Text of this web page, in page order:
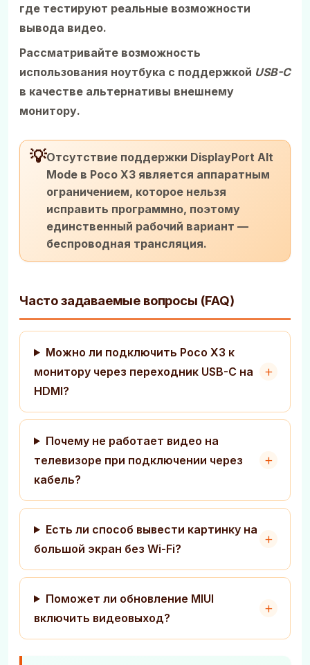
где тестируют реальные возможности
вывода видео.
Рассматривайте возможность
использования ноутбука с поддержкой USB-C
в качестве альтернативы внешнему
монитору.
💡Отсутствие поддержки DisplayPort Alt
Mode в Poco X3 является аппаратным
ограничением, которое нельзя
исправить программно, поэтому
единственный рабочий вариант —
беспроводная трансляция.
Часто задаваемые вопросы (FAQ)
Можно ли подключить Poco X3 к
монитору через переходник USB-C на
HDMI?
Почему не работает видео на
телевизоре при подключении через
кабель?
Есть ли способ вывести картинку на
большой экран без Wi-Fi?
Поможет ли обновление MIUI
включить видеовыход?